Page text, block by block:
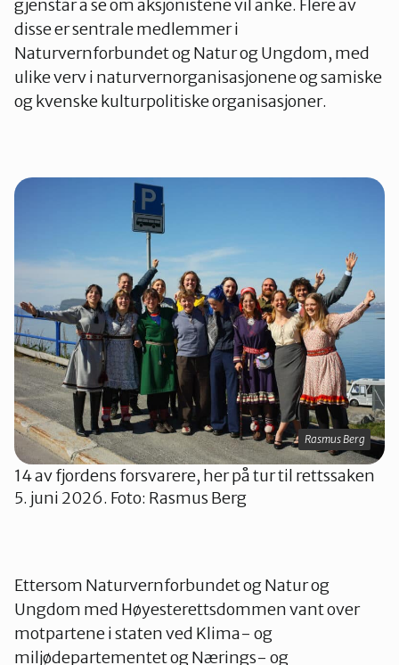
gjenstår å se om aksjonistene vil anke. Flere av
disse er sentrale medlemmer i
Naturvernforbundet og Natur og Ungdom, med
ulike verv i naturvernorganisasjonene og samiske
og kvenske kulturpolitiske organisasjoner.
Rasmus Berg
14 av fjordens forsvarere, her på tur til rettssaken
5. juni 2026. Foto: Rasmus Berg
Ettersom Naturvernforbundet og Natur og
Ungdom med Høyesterettsdommen vant over
motpartene i staten ved Klima- og
miljødepartementet og Nærings- og